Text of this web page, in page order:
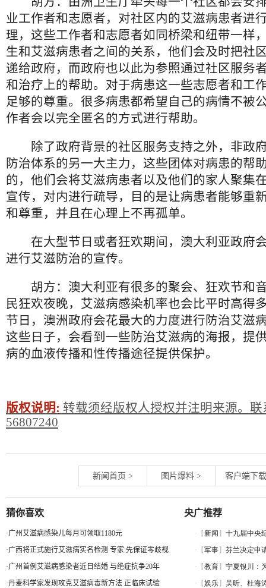
业工作者和志愿者，对社区内的艾滋病患者进
理，这些工作者和志愿者如同桥梁和纽带一样
生和艾滋病患者之间的关系，他们会及时把社
递给政府，而政府也以此为参照通过社区服务
和治疗上的帮助。对于病患这一些志愿者和工
足够的尊重。很多病患都希望自己的病情不被
作者会以完全匿名的方式进行帮助。
除了政府背景的社区服务支持之外，非政
防治体系的另一大主力，这些团体对病患的帮
的，他们会将艾滋病患者以及他们的家人聚集
宣传，对内进行疏导，目的是让病患者能够重
和尊重，并且在心理上不再孤单。
在大型节日或者狂欢期间，澳大利亚政府
进行艾滋防治的宣传。
胡方：澳大利亚有很多的聚会、狂欢节和
民狂欢夜晚，艾滋病感染机率也会比平时高得
节日，澳洲政府会花最大的力度进行防治艾滋
这些日子，会看到一些防治艾滋病的海报，提
病的血液传播和性传播途径提供保护。
版权说明: 转载须经版权人授权并注明来源。联
56807240
新闻首页 > 图片爆料 > 客户端下载
猜你喜欢
·广州艾滋病感染儿每月可领取1180元
·广西将正式施行艾滋病实名检测 专家:先保证零歧视
·广州首例艾滋病感染者近日结婚 与绝症抗争20年
·丹麦科学家发现攻克艾滋病毒新方法 正临床试验
央广推荐